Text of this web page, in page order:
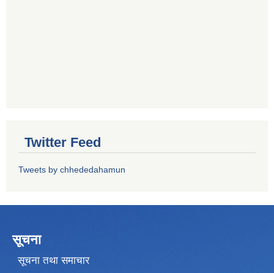
Twitter Feed
Tweets by chhededahamun
सूचना
सूचना तथा समाचार